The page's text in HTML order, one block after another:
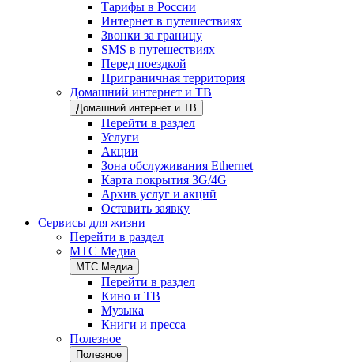
Тарифы в России
Интернет в путешествиях
Звонки за границу
SMS в путешествиях
Перед поездкой
Приграничная территория
Домашний интернет и ТВ
Домашний интернет и ТВ
Перейти в раздел
Услуги
Акции
Зона обслуживания Ethernet
Карта покрытия 3G/4G
Архив услуг и акций
Оставить заявку
Сервисы для жизни
Перейти в раздел
МТС Медиа
МТС Медиа
Перейти в раздел
Кино и ТВ
Музыка
Книги и пресса
Полезное
Полезное